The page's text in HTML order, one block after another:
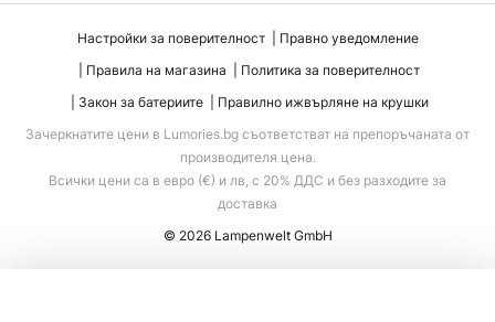
Настройки за поверителност
Правно уведомление
Правила на магазина
Политика за поверителност
Закон за батериите
Правилно ижвърляне на крушки
Зачеркнатите цени в Lumories.bg съответстват на препоръчаната от
производителя цена.
Всички цени са в евро (€) и лв, с 20% ДДС и без разходите за
доставка
© 2026 Lampenwelt GmbH